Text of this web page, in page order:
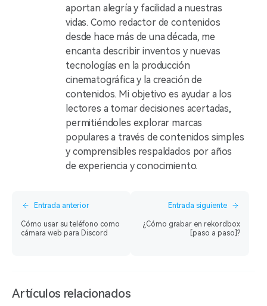
aportan alegría y facilidad a nuestras
vidas. Como redactor de contenidos
desde hace más de una década, me
encanta describir inventos y nuevas
tecnologías en la producción
cinematográfica y la creación de
contenidos. Mi objetivo es ayudar a los
lectores a tomar decisiones acertadas,
permitiéndoles explorar marcas
populares a través de contenidos simples
y comprensibles respaldados por años
de experiencia y conocimiento.
Entrada anterior
Cómo usar su teléfono como
cámara web para Discord
Entrada siguiente
¿Cómo grabar en rekordbox
[paso a paso]?
Artículos relacionados